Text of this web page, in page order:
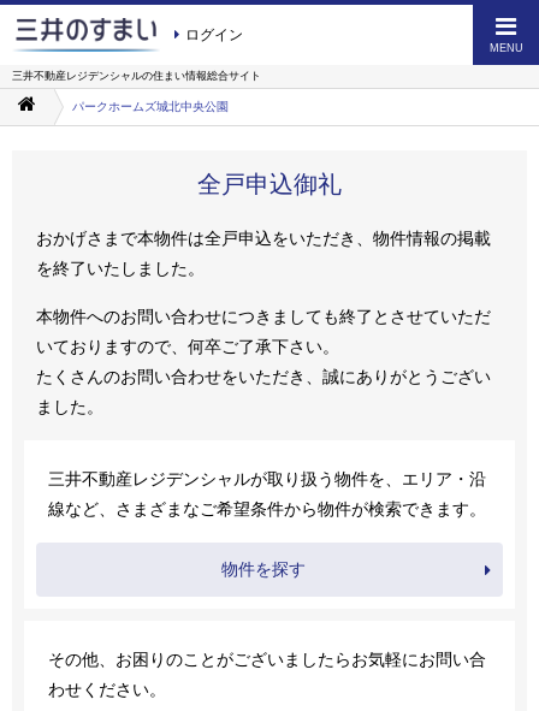
ログイン
MENU
三井不動産レジデンシャルの住まい情報総合サイト
パークホームズ城北中央公園
全戸申込御礼
おかげさまで本物件は全戸申込をいただき、物件情報の掲載
を終了いたしました。
本物件へのお問い合わせにつきましても終了とさせていただ
いておりますので、何卒ご了承下さい。
たくさんのお問い合わせをいただき、誠にありがとうござい
ました。
三井不動産レジデンシャルが取り扱う物件を、エリア・沿
線など、さまざまなご希望条件から物件が検索できます。
物件を探す
その他、お困りのことがございましたらお気軽にお問い合
わせください。